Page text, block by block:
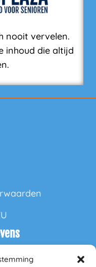
nooit vervelen.
inhoud die altijd